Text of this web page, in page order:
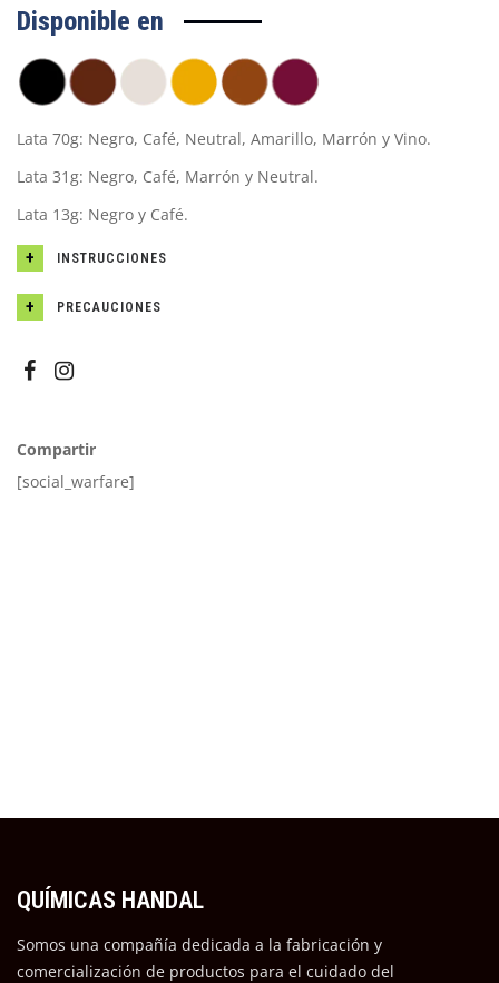
Disponible en
Lata 70g: Negro, Café, Neutral, Amarillo, Marrón y Vino.
Lata 31g: Negro, Café, Marrón y Neutral.
Lata 13g: Negro y Café.
INSTRUCCIONES
PRECAUCIONES
Compartir
[social_warfare]
QUÍMICAS HANDAL
Somos una compañía dedicada a la fabricación y
comercialización de productos para el cuidado del